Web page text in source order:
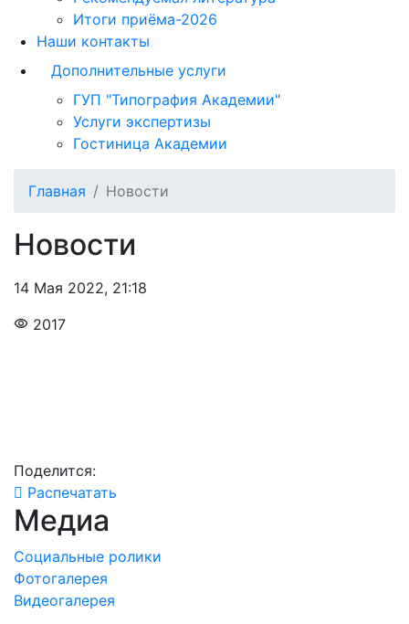
Итоги приёма-2026
Наши контакты
Дополнительные услуги
ГУП "Типография Академии"
Услуги экспертизы
Гостиница Академии
Главная Новости
Новости
14 Мая 2022, 21:18
2017
Поделится:
Распечатать
Медиа
Социальные ролики
Фотогалерея
Видеогалерея